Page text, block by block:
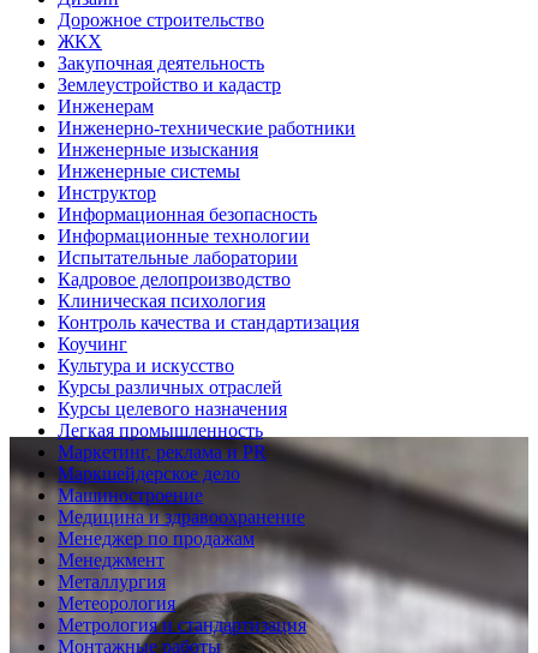
Дорожное строительство
ЖКХ
Закупочная деятельность
Землеустройство и кадастр
Инженерам
Инженерно-технические работники
Инженерные изыскания
Инженерные системы
Инструктор
Информационная безопасность
Информационные технологии
Испытательные лаборатории
Кадровое делопроизводство
Клиническая психология
Контроль качества и стандартизация
Коучинг
Культура и искусство
Курсы различных отраслей
Курсы целевого назначения
Легкая промышленность
Маркетинг, реклама и PR
Маркшейдерское дело
Машиностроение
Медицина и здравоохранение
Менеджер по продажам
Менеджмент
Металлургия
Метеорология
Метрология и стандартизация
Монтажные работы